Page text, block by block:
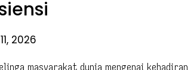
2026
masyarakat dunia mengenai kehadiran